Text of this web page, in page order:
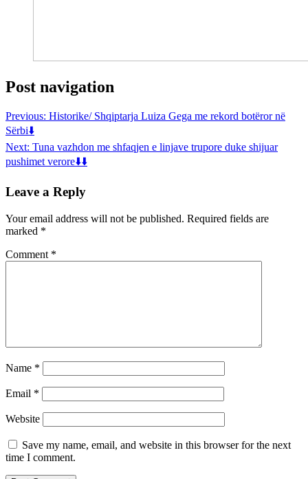
Post navigation
Previous: Historike/ Shqiptarja Luiza Gega me rekord botëror në
Sërbi⬇️
Next: Tuna vazhdon me shfaqjen e linjave trupore duke shijuar
pushimet verore⬇️⬇️
Leave a Reply
Your email address will not be published. Required fields are
marked *
Comment *
Name *
Email *
Website
Save my name, email, and website in this browser for the next
time I comment.